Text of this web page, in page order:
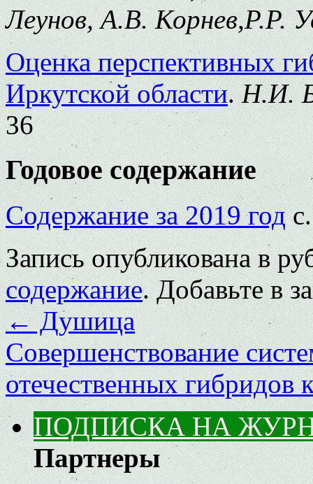
Леунов, А.В. Корнев,Р.Р.
Оценка перспективных
Иркутской области.Н.И.
36
Годовое содержание
Содержание за 2019 год
Запись опубликована в
содержание. Добавьте в
←Душица
Совершенствование
отечественных гибридов
ПОДПИСКА НА
Партнеры